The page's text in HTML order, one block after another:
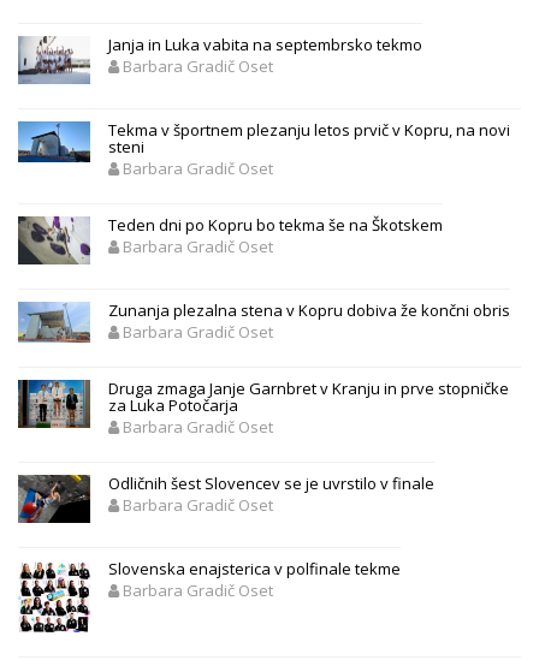
Janja in Luka vabita na septembrsko tekmo
Barbara Gradič Oset
Tekma v športnem plezanju letos prvič v Kopru, na novi
steni
Barbara Gradič Oset
Teden dni po Kopru bo tekma še na Škotskem
Barbara Gradič Oset
Zunanja plezalna stena v Kopru dobiva že končni obris
Barbara Gradič Oset
Druga zmaga Janje Garnbret v Kranju in prve stopničke
za Luka Potočarja
Barbara Gradič Oset
Odličnih šest Slovencev se je uvrstilo v finale
Barbara Gradič Oset
Slovenska enajsterica v polfinale tekme
Barbara Gradič Oset